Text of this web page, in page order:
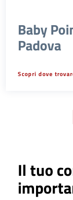
Baby
Padova
Scopri dove
Il tuo